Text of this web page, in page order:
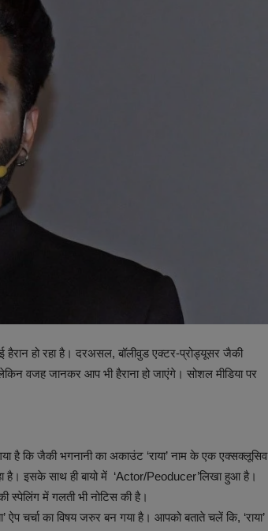
हैरान हो रहा है। दरअसल, बॉलीवुड एक्टर-प्रोड्यूसर जैकी
वजह जानकर आप भी हैराना हो जाएंगे। सोशल मीडिया पर
कि जैकी भगनानी का अकाउंट ‘राया’ नाम के एक एक्सक्लूसिव
इसके साथ ही बायो में ‘Actor/Peoducer’लिखा हुआ है।
स्पेलिंग में गलती भी नोटिस की है।
चर्चा का विषय जरुर बन गया है। आपको बताते चलें कि, ‘राया’